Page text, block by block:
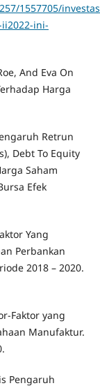
1557705/
ini-
And Eva On
Harga
Retrun
Debt To Equity
Saham
Efek
Yang
Perbankan
2018 – 2020.
Faktor yang
Manufaktur.
Pengaruh